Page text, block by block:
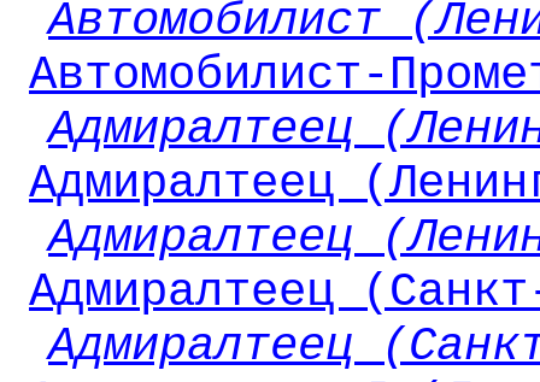
Автомобилист
Автомобилист-
Адмиралтеец
Адмиралтеец
Адмиралтеец
Адмиралтеец
Адмиралтеец